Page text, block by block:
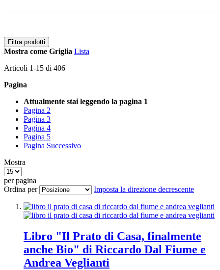
Filtra prodotti
Mostra come Griglia Lista
Articoli 1-15 di 406
Pagina
Attualmente stai leggendo la pagina 1
Pagina 2
Pagina 3
Pagina 4
Pagina 5
Pagina Successivo
Mostra
per pagina
Ordina per
Imposta la direzione decrescente
Libro "Il Prato di Casa, finalmente
anche Bio" di Riccardo Dal Fiume e
Andrea Veglianti